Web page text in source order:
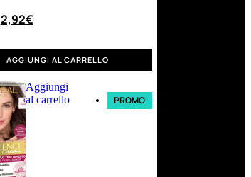
2,92€
AGGIUNGI AL CARRELLO
Aggiungi
al carrello
PROMO